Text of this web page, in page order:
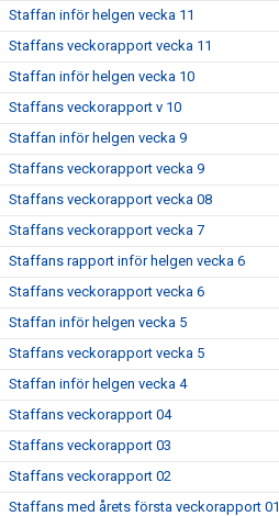
Staffan inför helgen vecka 11
Staffans veckorapport vecka 11
Staffan inför helgen vecka 10
Staffans veckorapport v 10
Staffan inför helgen vecka 9
Staffans veckorapport vecka 9
Staffans veckorapport vecka 08
Staffans veckorapport vecka 7
Staffans rapport inför helgen vecka 6
Staffans veckorapport vecka 6
Staffan inför helgen vecka 5
Staffans veckorapport vecka 5
Staffan inför helgen vecka 4
Staffans veckorapport 04
Staffans veckorapport 03
Staffans veckorapport 02
Staffans med årets första veckorapport 01